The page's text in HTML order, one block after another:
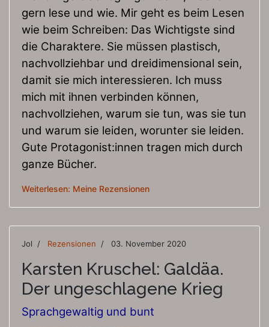
gern lese und wie. Mir geht es beim Lesen
wie beim Schreiben: Das Wichtigste sind
die Charaktere. Sie müssen plastisch,
nachvollziehbar und dreidimensional sein,
damit sie mich interessieren. Ich muss
mich mit ihnen verbinden können,
nachvollziehen, warum sie tun, was sie tun
und warum sie leiden, worunter sie leiden.
Gute Protagonist:innen tragen mich durch
ganze Bücher.
Weiterlesen: Meine Rezensionen
Jol Rezensionen 03. November 2020
Karsten Kruschel: Galdäa.
Der ungeschlagene Krieg
Sprachgewaltig und bunt